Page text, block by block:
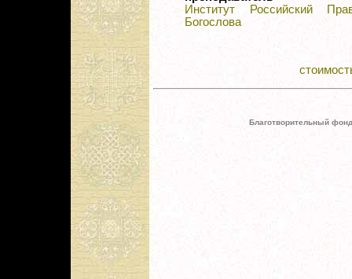
Институт Российский
Богослова
Благотворительный